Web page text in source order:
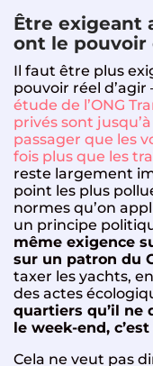
Être exigeant
ont le pouvoir
Il faut être plus
pouvoir réel
étude de l’ONG
privés sont
passager que les
fois plus que les
reste largement
point les plus
normes qu’on
un principe
même exigence
sur un patron du
taxer les yachts,
des actes
quartiers qu’il ne
le week-end,
Cela ne veut pas